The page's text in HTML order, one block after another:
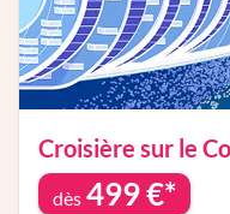
Croisière sur le
dès 499€*